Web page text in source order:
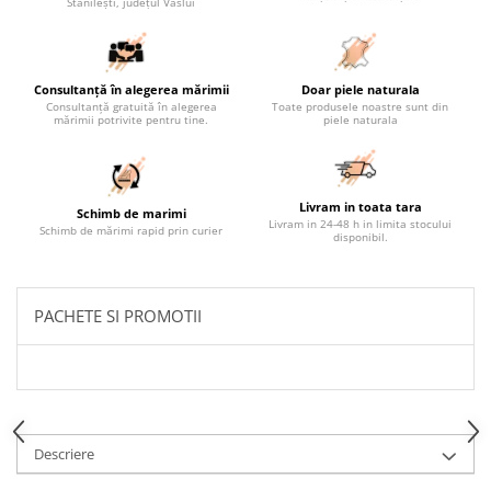
Consultanță în alegerea mărimii
Consultanță gratuită în alegerea
mărimii potrivite pentru tine.
Doar piele naturala
Toate produsele noastre sunt din
piele naturala
Schimb de marimi
Schimb de mărimi rapid prin curier
Livram in toata tara
Livram in 24-48 h in limita stocului
disponibil.
PACHETE SI PROMOTII
Descriere